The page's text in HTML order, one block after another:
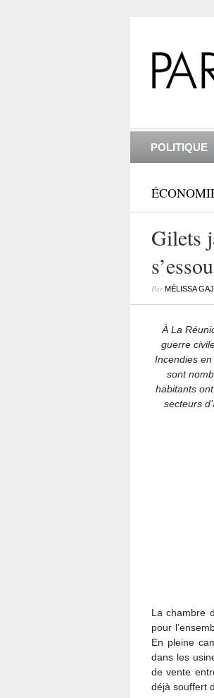
POLITIQUE
Gilets
ParMÉLISSA
À La
guerre
Incendies
sont
habitants
secteurs
La chambre
pour
En pleine
dans les
de vente
déjà souffert